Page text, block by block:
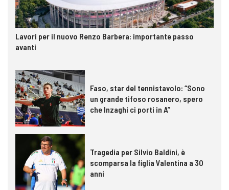
Lavori per il nuovo Renzo Barbera: importante passo
avanti
Faso, star del tennistavolo: “Sono
un grande tifoso rosanero, spero
che Inzaghi ci porti in A”
Tragedia per Silvio Baldini, è
scomparsa la figlia Valentina a 30
anni